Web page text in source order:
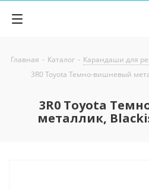
Главная - Каталог - Карандаши для
3R0 Toyota Темно-вишневый
3R0 Toyota
металлик,